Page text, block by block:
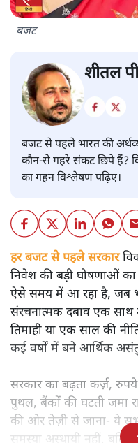
बजट
शीतल
बजट से पहले भारत की
कौन-से गहरे संकट छिपे हैं?
का गहन विश्लेषण पढ़िए।
हर बजट से पहले सरकार
निवेश की बड़ी घोषणाओं
ऐसे समय में आ रहा है, जब
संरचनात्मक दबाव एक
तिमाही या एक साल की
कई वर्षों में बने आर्थिक
सरकार का बढ़ता कर्ज़,
पुथल, बैंकों की घटती जमा
की ओर तेज़ी से जाना- ये